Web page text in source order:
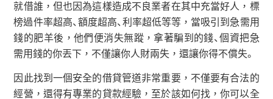
就借誰，但也因為這樣造成不良業者在其中充當好人，標
榜過件率超高、額度超高、利率超低等等，當吸引到急需用
錢的肥羊後，他們便消失無蹤，拿著騙到的錢、個資把急
需用錢的你丟下，不僅讓你人財兩失，還讓你得不償失。
因此找到一個安全的借貸管道非常重要，不僅要有合法的
經營，還得有專業的貸款經驗，至於該如何找，你可以全